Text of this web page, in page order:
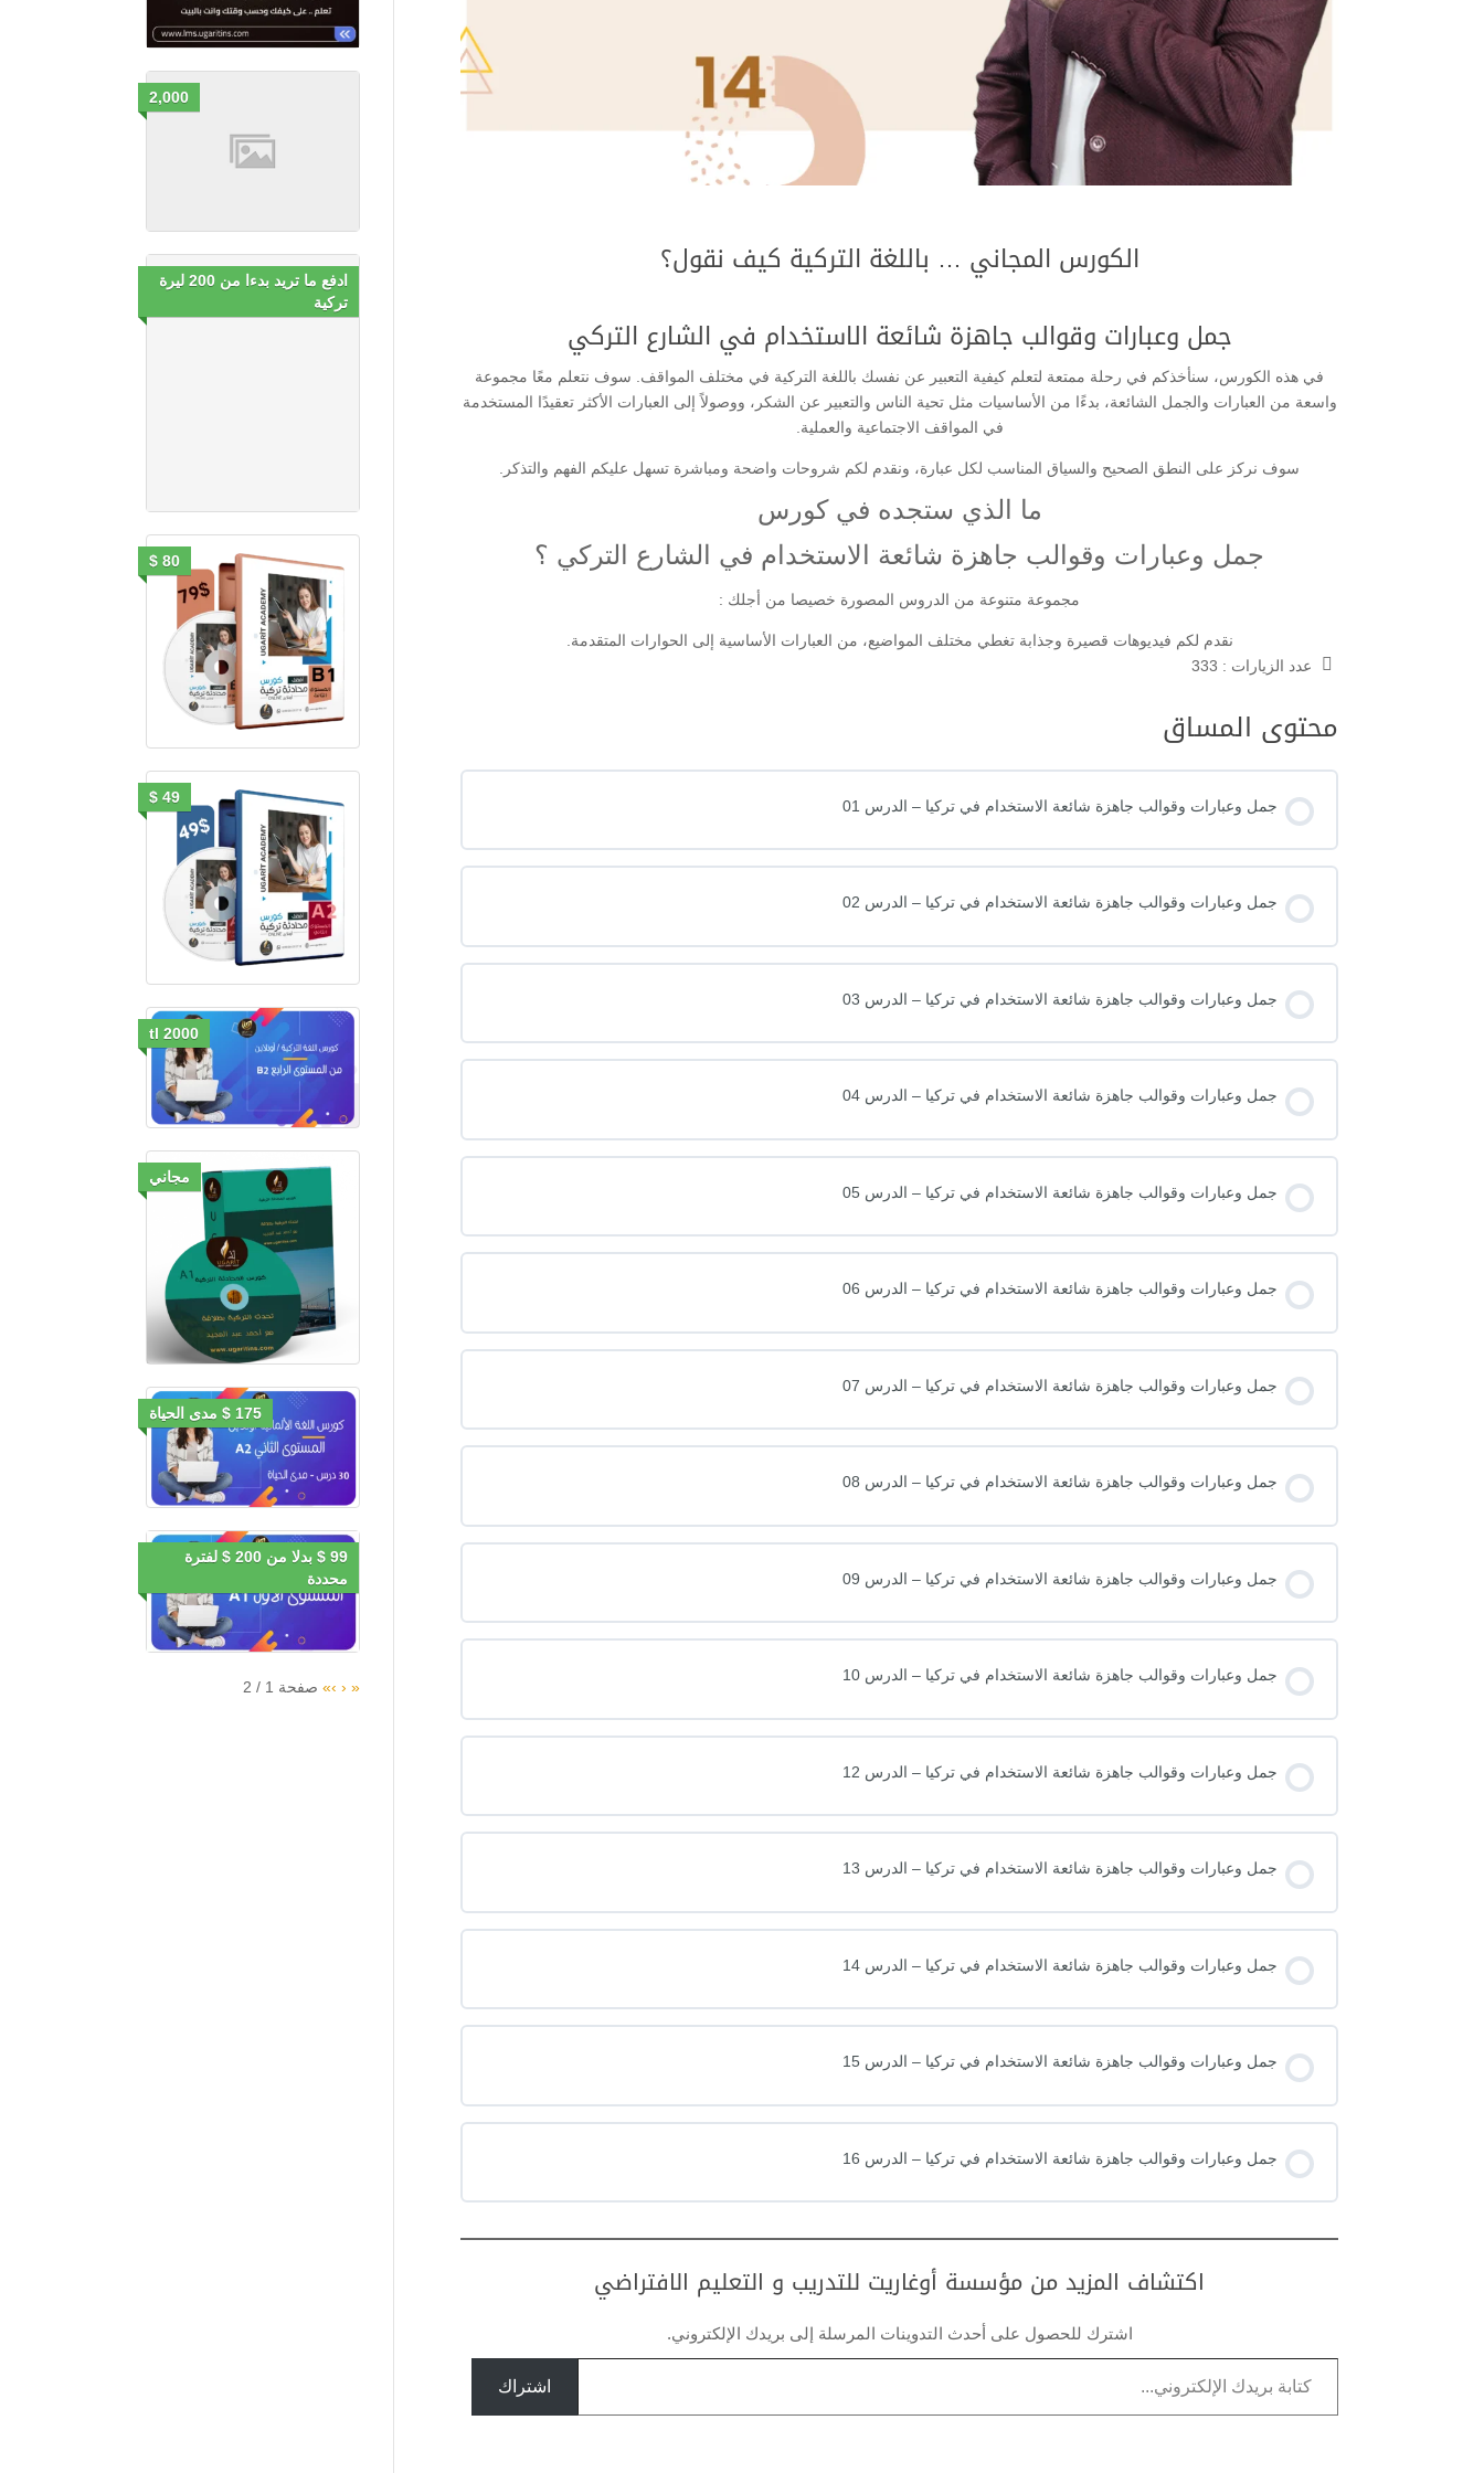
الكورس المجاني … باللغة التركية كيف نقول؟
جمل وعبارات وقوالب جاهزة شائعة الاستخدام في الشارع التركي
في هذه الكورس، سنأخذكم في رحلة ممتعة لتعلم كيفية التعبير عن نفسك باللغة التركية في مختلف المواقف. سوف نتعلم معًا مجموعة
واسعة من العبارات والجمل الشائعة، بدءًا من الأساسيات مثل تحية الناس والتعبير عن الشكر، ووصولاً إلى العبارات الأكثر تعقيدًا المستخدمة
في المواقف الاجتماعية والعملية.
سوف نركز على النطق الصحيح والسياق المناسب لكل عبارة، ونقدم لكم شروحات واضحة ومباشرة تسهل عليكم الفهم والتذكر.
ما الذي ستجده في كورس
جمل وعبارات وقوالب جاهزة شائعة الاستخدام في الشارع التركي ؟
مجموعة متنوعة من الدروس المصورة خصيصا من أجلك :
نقدم لكم فيديوهات قصيرة وجذابة تغطي مختلف المواضيع، من العبارات الأساسية إلى الحوارات المتقدمة.
عدد الزيارات : 333
محتوى المساق
جمل وعبارات وقوالب جاهزة شائعة الاستخدام في تركيا – الدرس 01
جمل وعبارات وقوالب جاهزة شائعة الاستخدام في تركيا – الدرس 02
جمل وعبارات وقوالب جاهزة شائعة الاستخدام في تركيا – الدرس 03
جمل وعبارات وقوالب جاهزة شائعة الاستخدام في تركيا – الدرس 04
جمل وعبارات وقوالب جاهزة شائعة الاستخدام في تركيا – الدرس 05
جمل وعبارات وقوالب جاهزة شائعة الاستخدام في تركيا – الدرس 06
جمل وعبارات وقوالب جاهزة شائعة الاستخدام في تركيا – الدرس 07
جمل وعبارات وقوالب جاهزة شائعة الاستخدام في تركيا – الدرس 08
جمل وعبارات وقوالب جاهزة شائعة الاستخدام في تركيا – الدرس 09
جمل وعبارات وقوالب جاهزة شائعة الاستخدام في تركيا – الدرس 10
جمل وعبارات وقوالب جاهزة شائعة الاستخدام في تركيا – الدرس 12
جمل وعبارات وقوالب جاهزة شائعة الاستخدام في تركيا – الدرس 13
جمل وعبارات وقوالب جاهزة شائعة الاستخدام في تركيا – الدرس 14
جمل وعبارات وقوالب جاهزة شائعة الاستخدام في تركيا – الدرس 15
جمل وعبارات وقوالب جاهزة شائعة الاستخدام في تركيا – الدرس 16
اكتشاف المزيد من مؤسسة أوغاريت للتدريب و التعليم الافتراضي
اشترك للحصول على أحدث التدوينات المرسلة إلى بريدك الإلكتروني.
كتابة بريدك الإلكتروني...
اشتراك
2,000
ادفع ما تريد بدءا من 200 ليرة
تركية
80 $
49 $
2000 tl
مجاني
175 $ مدى الحياة
99 $ بدلا من 200 $ لفترة
محددة
«
‹
›
» صفحة 1
/
2